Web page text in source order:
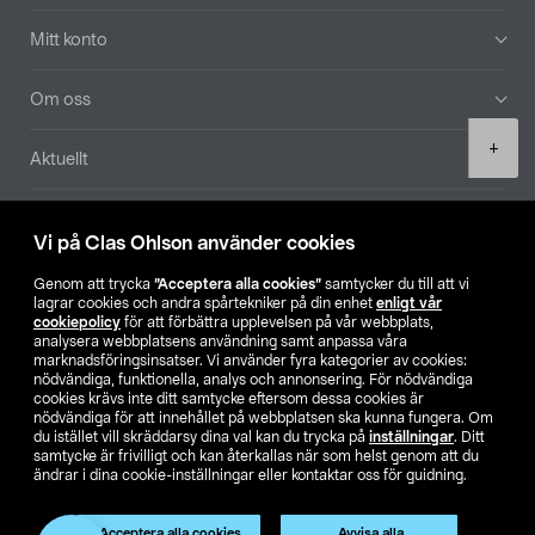
Vi på Clas Ohlson använder cookies
Genom att trycka ”Acceptera alla cookies” samtycker du till att vi
lagrar cookies och andra spårtekniker på din enhet enligt vår
cookiepolicy för att förbättra upplevelsen på vår webbplats,
analysera webbplatsens användning samt anpassa våra
marknadsföringsinsatser. Vi använder fyra kategorier av cookies:
nödvändiga, funktionella, analys och annonsering. För nödvändiga
cookies krävs inte ditt samtycke eftersom dessa cookies är
nödvändiga för att innehållet på webbplatsen ska kunna fungera. Om
du istället vill skräddarsy dina val kan du trycka på inställningar. Ditt
samtycke är frivilligt och kan återkallas när som helst genom att du
ändrar i dina cookie-inställningar eller kontaktar oss för guidning.
+
Mitt konto
Om oss
Aktuellt
Hitta butik
SE NO FI
Ändra till priser exklusive moms